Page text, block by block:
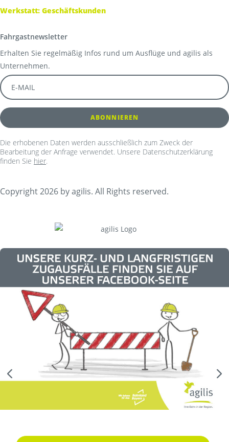
Werkstatt: Geschäftskunden
Fahrgastnewsletter
Erhalten Sie regelmäßig Infos rund um Ausflüge und agilis als
Unternehmen.
Die erhobenen Daten werden ausschließlich zum Zweck der
Bearbeitung der Anfrage verwendet. Unsere Datenschutzerklärung
finden Sie hier.
Copyright 2026 by agilis. All Rights reserved.